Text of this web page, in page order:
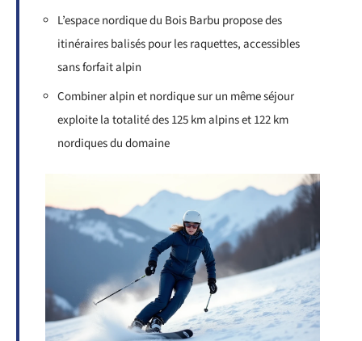
L’espace nordique du Bois Barbu propose des
itinéraires balisés pour les raquettes, accessibles
sans forfait alpin
Combiner alpin et nordique sur un même séjour
exploite la totalité des 125 km alpins et 122 km
nordiques du domaine